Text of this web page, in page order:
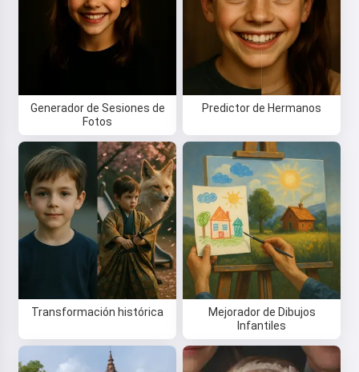
Generador de Sesiones de
Fotos
Predictor de Hermanos
Transformación histórica
Mejorador de Dibujos
Infantiles